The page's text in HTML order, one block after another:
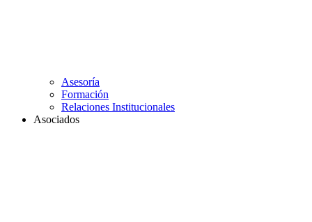
Asesoría
Formación
Relaciones Institucionales
Asociados